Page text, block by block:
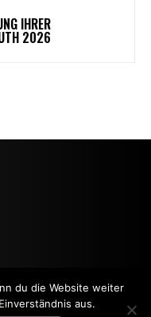
IHRER
2026
du die Website weiter
aus.